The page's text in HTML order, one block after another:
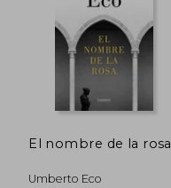
El nombre de la rosa
Umberto Eco